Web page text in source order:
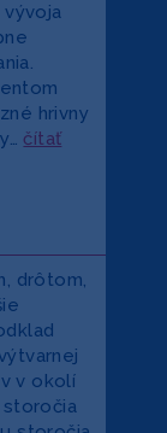
hrivny
čítať
drôtom,
v okolí
storočia